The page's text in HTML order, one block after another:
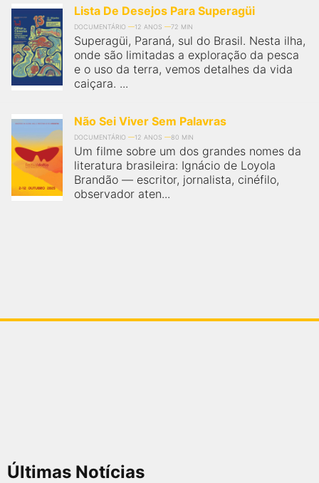
Lista De Desejos Para Superagüi
DOCUMENTÁRIO 12 ANOS 72 MIN
Superagüi, Paraná, sul do Brasil. Nesta ilha,
onde são limitadas a exploração da pesca
e o uso da terra, vemos detalhes da vida
caiçara. ...
Não Sei Viver Sem Palavras
DOCUMENTÁRIO 12 ANOS 80 MIN
Um filme sobre um dos grandes nomes da
literatura brasileira: Ignácio de Loyola
Brandão — escritor, jornalista, cinéfilo,
observador aten...
Últimas Notícias